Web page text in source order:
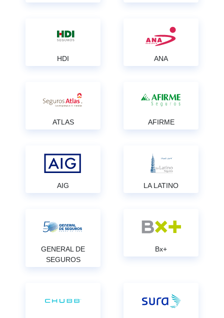
HDI ANA
ATLAS AFIRME
AIG LA LATINO
GENERAL DE
SEGUROS
Bx+